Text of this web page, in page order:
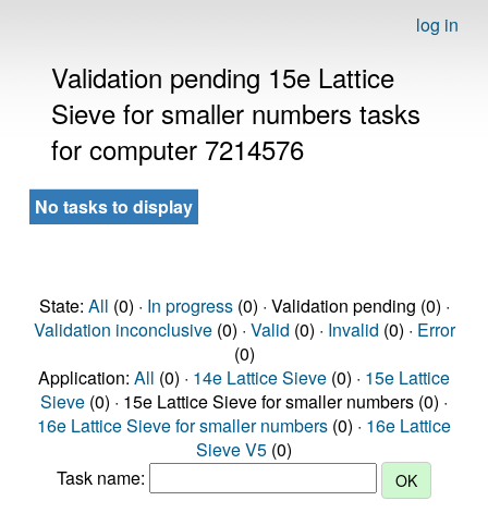
log in
Validation pending 15e Lattice
Sieve for smaller numbers tasks
for computer 7214576
No tasks to display
State: All (0) · In progress(0) · Validation pending (0) ·
Validation inconclusive(0) · Valid (0) · Invalid (0) · Error
(0)
Application: All (0) · 14e Lattice Sieve (0) · 15e Lattice
Sieve (0) · 15e Lattice Sieve for smaller numbers (0) ·
16e Lattice Sieve for smaller numbers (0) · 16e Lattice
Sieve V5 (0)
Task name: